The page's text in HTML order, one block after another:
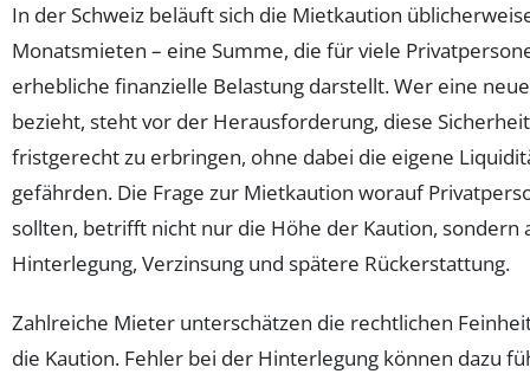
In der Schweiz beläuft sich die Mietkaution
Monatsmieten – eine Summe, die für viele
erhebliche finanzielle Belastung darstellt. Wer eine
bezieht, steht vor der Herausforderung, diese
fristgerecht zu erbringen, ohne dabei die eigene
gefährden. Die Frage zur Mietkaution worauf
sollten, betrifft nicht nur die Höhe der Kaution, sondern
Hinterlegung, Verzinsung und spätere Rückerstattung.
Zahlreiche Mieter unterschätzen die rechtlichen
die Kaution. Fehler bei der Hinterlegung können dazu